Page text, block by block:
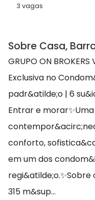
3 vagas
Sobre Casa,
GRUPO ON
Exclusiva no
padr&atilde;o | 6
Entrar e
conforto,
em um dos
315 m&sup...